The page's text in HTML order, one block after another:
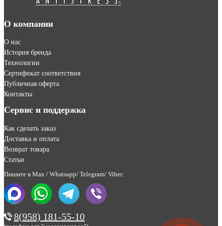
О компании
О нас
История бренда
Технологии
Сертификат соответствия
Публичная оферта
Контакты
Сервис и поддержка
Как сделать заказ
Доставка и оплата
Возврат товара
Статьи
Пишите в Max / Whatsapp/ Telegram/ Viber:
8(958) 181-55-10